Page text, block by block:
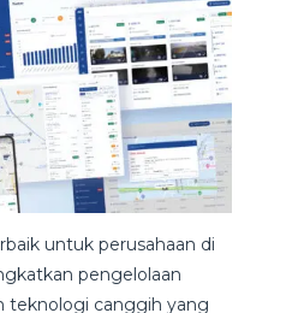
untuk perusahaan di
pengelolaan
teknologi canggih yang